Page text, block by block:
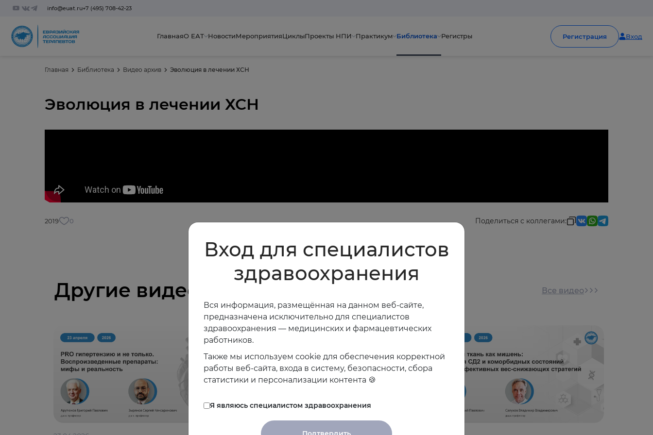
info@euat.ru+7 (495) 708-42-23
ГлавнаяО ЕАТ НовостиМероприятияЦиклыПроекты НПИ Практикум Библиотека Регистры Регистрация Вход
Главная Библиотека Видео архив Эволюция в лечении ХСН
Эволюция в лечении ХСН
2019 0 Поделиться с коллегами:
Другие видео Все видео
Вход для специалистов
здравоохранения
Вся информация, размещённая на данном веб-сайте,
предназначена исключительно для специалистов
здравоохранения — медицинских и фармацевтических
работников.
Также мы используем cookie для обеспечения корректной
работы веб-сайта, входа в систему, безопасности, сбора
статистики и персонализации контента 🍪
Я являюсь специалистом здравоохранения